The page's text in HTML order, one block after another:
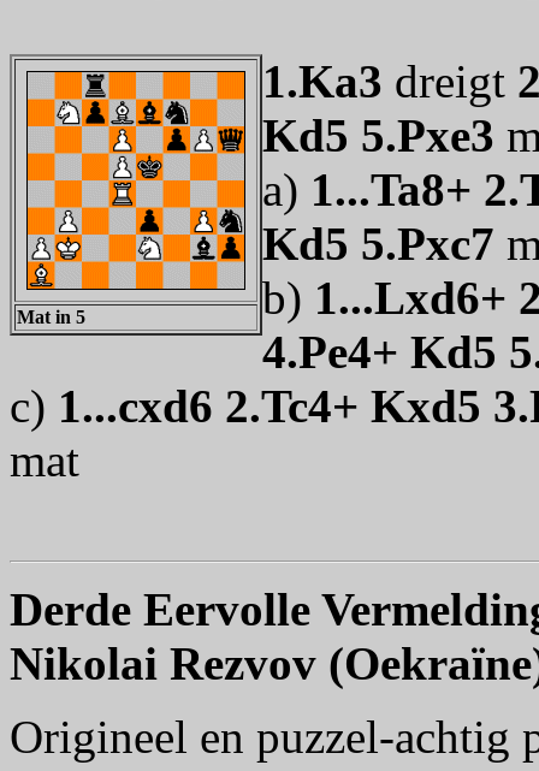
Mat in 5
1.Ka3 dreigt
Kd5 5.Pxe3
a) 1...Ta8+
Kd5 5.Pxc7
b) 1...Lxd6+
4.Pe4+ Kd5
c) 1...cxd6 2.Tc4+ Kxd5
mat
Derde Eervolle
Nikolai Rezvov
Origineel en puzzel-achtig